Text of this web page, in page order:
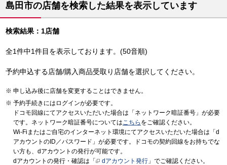
島田市の店舗を検索した結果を表示しています
検索結果：1店舗
全1件中1件目を表示しております。(50音順)
予約申込する店舗/購入商品受取り店舗を選択してください。
申し込み後に店舗を変更することはできません。
予約手続きにはログインが必要です。
ドコモ回線にてアクセスいただいた場合は「ネットワーク暗証番号」が必要
です。ネットワーク暗証番号についてはこちら をご確認ください。
Wi-Fiまたはご自宅のインターネット環境にてアクセスいただいた場合は「d
アカウントのID／パスワード」が必要です。ドコモの契約回線をお持ちでな
い方も、dアカウントの発行が可能です。
dアカウントの発行・確認は「
dアカウント発行 」でご確認ください。